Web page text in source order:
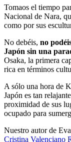
Tomaos el tiempo
Nacional de Nara,
como por sus
No debéis, no
Japón sin una
Osaka, la primera
rica en términos
A sólo una hora de
Japón es tan
proximidad de sus
ocupado para
Nuestro autor de
Cristina Valenciano